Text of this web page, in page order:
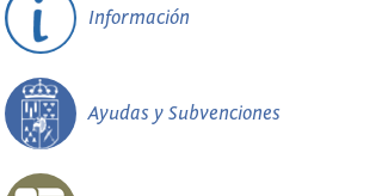
Información
Ayudas y Subvenciones